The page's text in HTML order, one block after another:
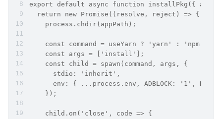
export default async function installPkg({
  return new Promise((resolve, reject) => {
    process.chdir(appPath);
    const command = useYarn ? 'yarn' : 'npm';
    const args = ['install'];
    const child = spawn(command, args, {
      stdio: 'inherit',
env: { ...process.env, ADBLOCK: '1',
    });
    child.on('close', code => {